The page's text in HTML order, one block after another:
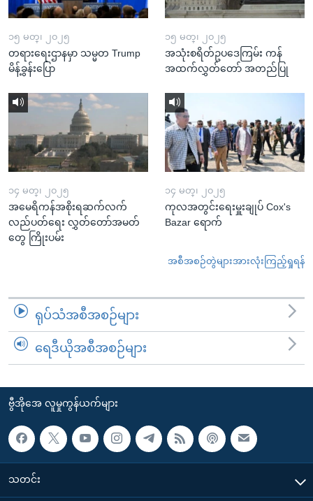
၁၅ မတ္၊ ၂၀၂၅
တရားရေးဌာနမှာ သမ္မတ Trump
မိန့်ခွန်းပြော
၁၅ မတ္၊ ၂၀၂၅
အသုံးစရိတ်ဥပဒေကြမ်း ကန်
အထက်လွှတ်တော် အတည်ပြု
၁၄ မတ္၊ ၂၀၂၅
အမေရိကန်အစိုးရဆက်လက်
လည်ပတ်ရေး လွှတ်တော်အမတ်
တွေ ကြိုးပမ်း
၁၄ မတ္၊ ၂၀၂၅
ကုလအတွင်းရေးမှူးချုပ် Cox's
Bazar ရောက်
အစီအစဉ်တွဲများအားလုံးကြည့်ရှုရန်
ရုပ်သံအစီအစဉ်များ
ရေဒီယိုအစီအစဉ်များ
ဗွီအိုအေ လူမှုကွန်ယက်များ
သတင်း